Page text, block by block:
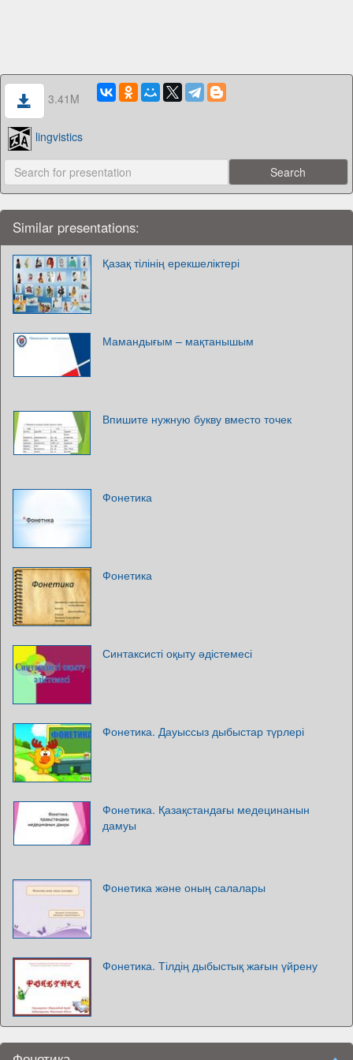
3.41M
lingvistics
Similar presentations:
Қазақ тілінің ерекшеліктері
Мамандығым – мақтанышым
Впишите нужную букву вместо точек
Фонетика
Фонетика
Синтаксисті оқыту әдістемесі
Фонетика. Дауыссыз дыбыстар түрлері
Фонетика. Қазақстандағы медецинанын
дамуы
Фонетика және оның салалары
Фонетика. Тілдің дыбыстық жағын үйрену